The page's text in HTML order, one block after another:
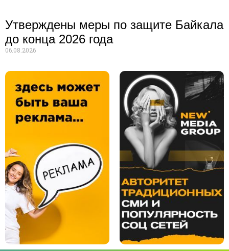
Утверждены меры по защите Байкала
до конца 2026 года
06.08.2026